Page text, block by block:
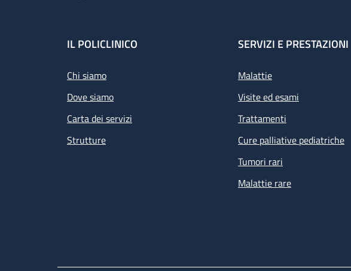
Footer
IL POLICLINICO
Chi siamo
Dove siamo
Carta dei servizi
Strutture
SERVIZI E PRESTAZIONI
Malattie
Visite ed esami
Trattamenti
Cure palliative pediatriche
Tumori rari
Malattie rare